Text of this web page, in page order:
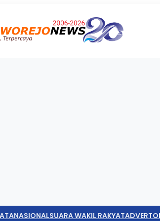
NASIONALSUARA WAKIL RAKYAT